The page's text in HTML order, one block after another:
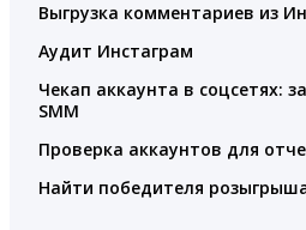
Выгрузка комментариев из
Аудит Инстаграм
Чекап аккаунта в соцсетях:
SMM
Проверка аккаунтов для
Найти победителя